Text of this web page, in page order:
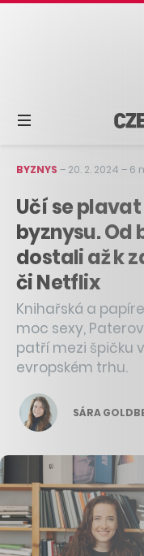
BYZNYS – 20. 2. 2024 – 6
Učí se
byznysu. Od
dostali až k
či Netflix
Knihařská a
moc sexy,
patří mezi špičku
evropském trhu.
SÁRA